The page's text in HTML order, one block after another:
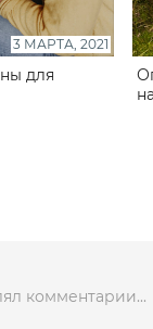
3 МАРТА, 2021
для
комментарии...